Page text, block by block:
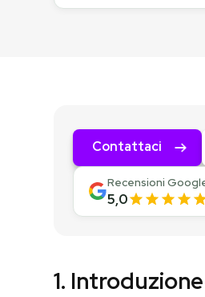
Contattaci
Recensioni
5,0
1.